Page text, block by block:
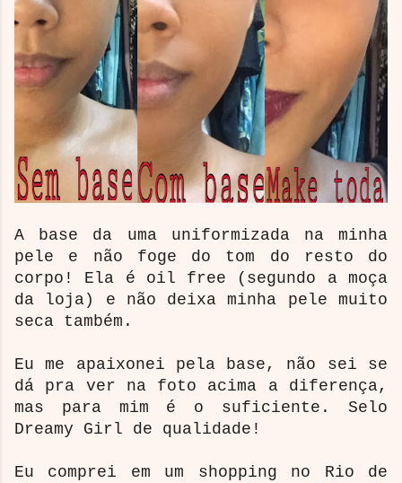
A base da uma uniformizada na minha
pele e não foge do tom do resto do
corpo! Ela é oil free (segundo a moça
da loja) e não deixa minha pele muito
seca também.
Eu me apaixonei pela base, não sei se
dá pra ver na foto acima a diferença,
mas para mim é o suficiente. Selo
Dreamy Girl de qualidade!
Eu comprei em um shopping no Rio de